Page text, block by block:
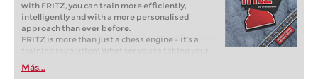
with FRITZ, you can train more efficiently,
intelligently and with a more personalised
approach than ever before.
FRITZ is more than just a chess engine – it’s a
training revolution! Whether you’re taking your
first steps into the world of club chess, or already
playing at a tournament level: with FRITZ, you can
Más...